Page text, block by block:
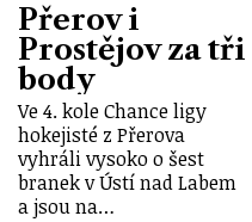
Přerov i
Prostějov za tři
body
Ve 4. kole Chance ligy
hokejisté z Přerova
vyhráli vysoko o šest
branek v Ústí nad Labem
a jsou na…